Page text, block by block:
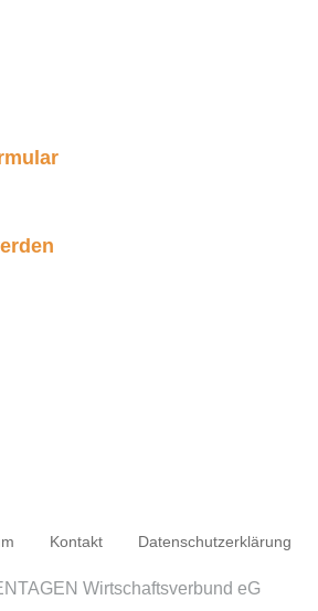
Kontakt Datenschutzerklärung
Wirtschaftsverbund eG